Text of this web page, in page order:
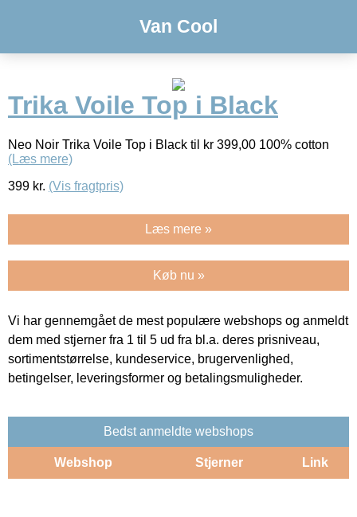
Van Cool
Trika Voile Top i Black
Neo Noir Trika Voile Top i Black til kr 399,00 100% cotton
(Læs mere)
399 kr. (Vis fragtpris)
Læs mere »
Køb nu »
Vi har gennemgået de mest populære webshops og anmeldt
dem med stjerner fra 1 til 5 ud fra bl.a. deres prisniveau,
sortimentstørrelse, kundeservice, brugervenlighed,
betingelser, leveringsformer og betalingsmuligheder.
Bedst anmeldte webshops
Webshop Stjerner Link